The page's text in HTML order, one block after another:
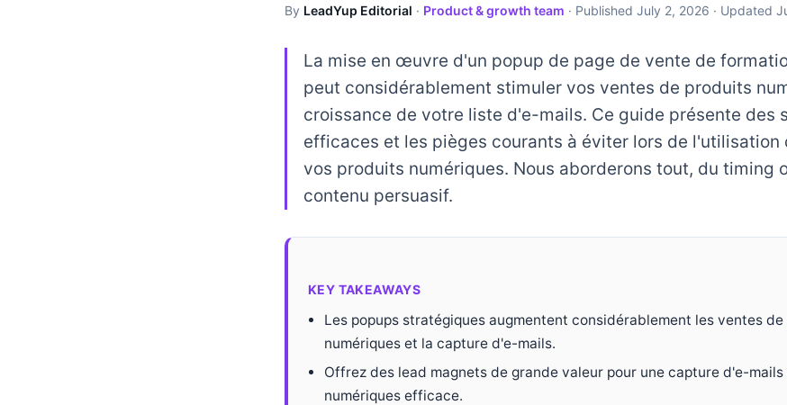
By LeadYup Editorial · Product & growth team · Published July 2, 2026 · Updated
La mise en œuvre d'un popup de page de vente de
peut considérablement stimuler vos ventes de produits
croissance de votre liste d'e-mails. Ce guide présente des
efficaces et les pièges courants à éviter lors de l'utilisation
vos produits numériques. Nous aborderons tout, du timing
contenu persuasif.
KEY TAKEAWAYS
Les popups stratégiques augmentent considérablement les ventes
numériques et la capture d'e-mails.
Offrez des lead magnets de grande valeur pour une capture d'e-
numériques efficace.